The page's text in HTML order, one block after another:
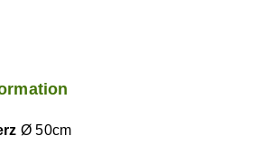
Ø 50cm